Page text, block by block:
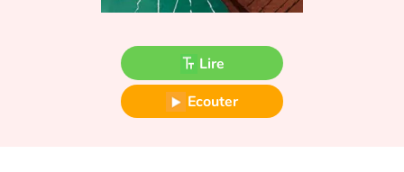
Héroïnes et héros
Écologie, nature, saisons
Lire
Ecouter